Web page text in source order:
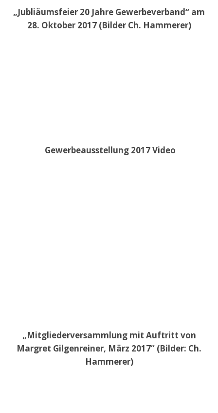
„Jubliäumsfeier 20 Jahre Gewerbeverband“ am
28. Oktober 2017 (Bilder Ch. Hammerer)
Gewerbeausstellung 2017 Video
„Mitgliederversammlung mit Auftritt von
Margret Gilgenreiner, März 2017“ (Bilder: Ch.
Hammerer)